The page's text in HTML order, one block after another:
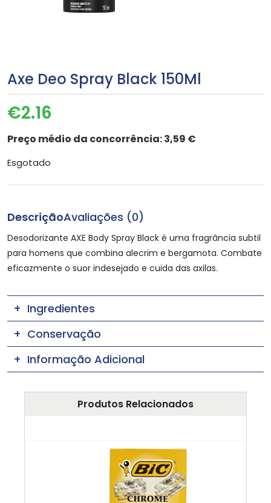
Axe Deo Spray Black 150Ml
€2.16
Preço médio da concorrência:3,59 €
Esgotado
DescriçãoAvaliações (0)
Desodorizante AXE Body Spray Black é uma fragrância subtil
para homens que combina alecrim e bergamota. Combate
eficazmente o suor indesejado e cuida das axilas.
Ingredientes
Conservação
Informação Adicional
Produtos Relacionados